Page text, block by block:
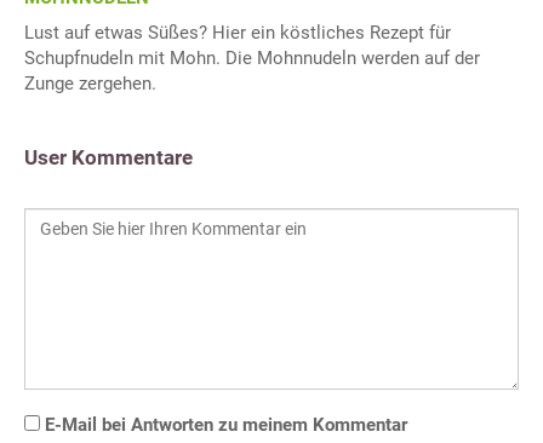
Lust auf etwas Süßes? Hier ein köstliches Rezept für
Schupfnudeln mit Mohn. Die Mohnnudeln werden auf der
Zunge zergehen.
User Kommentare
E-Mail bei Antworten zu meinem Kommentar